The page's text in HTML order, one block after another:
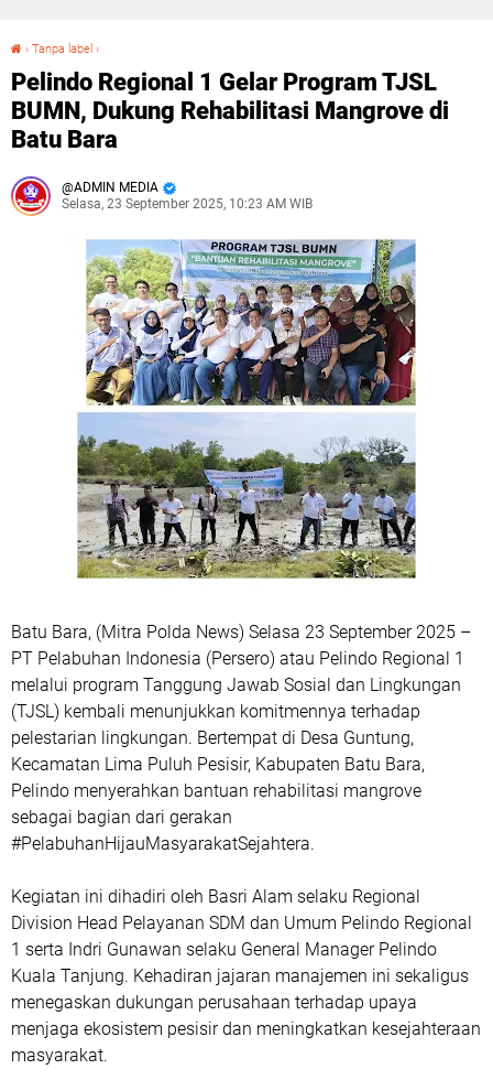
› Tanpa label ›
Pelindo Regional 1 Gelar Program TJSL
BUMN, Dukung Rehabilitasi Mangrove di
Batu Bara
ADMIN MEDIA
Selasa, 23 September 2025, 10:23 AM WIB
Batu Bara, (Mitra Polda News) Selasa 23 September 2025 –
PT Pelabuhan Indonesia (Persero) atau Pelindo Regional 1
melalui program Tanggung Jawab Sosial dan Lingkungan
(TJSL) kembali menunjukkan komitmennya terhadap
pelestarian lingkungan. Bertempat di Desa Guntung,
Kecamatan Lima Puluh Pesisir, Kabupaten Batu Bara,
Pelindo menyerahkan bantuan rehabilitasi mangrove
sebagai bagian dari gerakan
#PelabuhanHijauMasyarakatSejahtera.
Kegiatan ini dihadiri oleh Basri Alam selaku Regional
Division Head Pelayanan SDM dan Umum Pelindo Regional
1 serta Indri Gunawan selaku General Manager Pelindo
Kuala Tanjung. Kehadiran jajaran manajemen ini sekaligus
menegaskan dukungan perusahaan terhadap upaya
menjaga ekosistem pesisir dan meningkatkan kesejahteraan
masyarakat.